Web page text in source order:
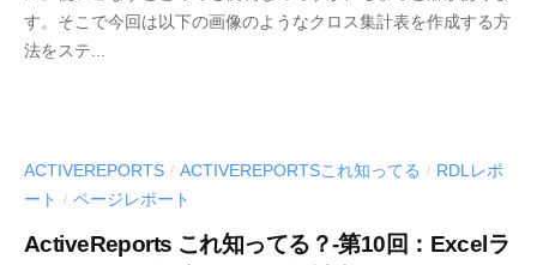
S
-
d
v
す。そこで今回は以下の画像のようなクロス集計表を作成する方
法をステ...
ACTIVEREPORTS / ACTIVEREPORTSこれ知ってる / RDLレポ
ート
/ ページレポート
ActiveReports これ知ってる？-第10回：Excelラ